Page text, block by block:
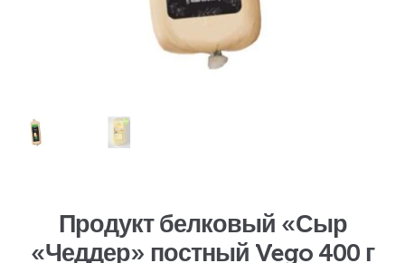
Продукт белковый «Сыр
«Чеддер» постный Vego 400 г